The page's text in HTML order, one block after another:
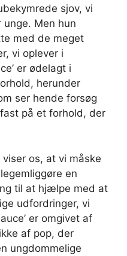
sjov, vi
Men hun
med de meget
vi oplever i
er ødelagt i
herunder
ser hende forsøg
på et forhold, der
viser os, at vi måske
en
til at hjælpe med at
udfordringer, vi
er omgivet af
af pop, der
ungdommelige